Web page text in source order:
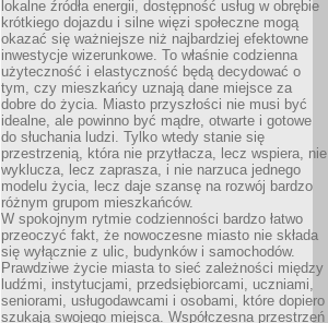
lokalne źródła energii, dostępność usług w obrębie
krótkiego dojazdu i silne więzi społeczne mogą
okazać się ważniejsze niż najbardziej efektowne
inwestycje wizerunkowe. To właśnie codzienna
użyteczność i elastyczność będą decydować o
tym, czy mieszkańcy uznają dane miejsce za
dobre do życia. Miasto przyszłości nie musi być
idealne, ale powinno być mądre, otwarte i gotowe
do słuchania ludzi. Tylko wtedy stanie się
przestrzenią, która nie przytłacza, lecz wspiera, nie
wyklucza, lecz zaprasza, i nie narzuca jednego
modelu życia, lecz daje szansę na rozwój bardzo
różnym grupom mieszkańców.
W spokojnym rytmie codzienności bardzo łatwo
przeoczyć fakt, że nowoczesne miasto nie składa
się wyłącznie z ulic, budynków i samochodów.
Prawdziwe życie miasta to sieć zależności między
ludźmi, instytucjami, przedsiębiorcami, uczniami,
seniorami, usługodawcami i osobami, które dopiero
szukają swojego miejsca. Współczesna przestrzeń